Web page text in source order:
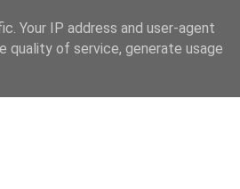
Your IP address and user-agent
quality of service, generate usage